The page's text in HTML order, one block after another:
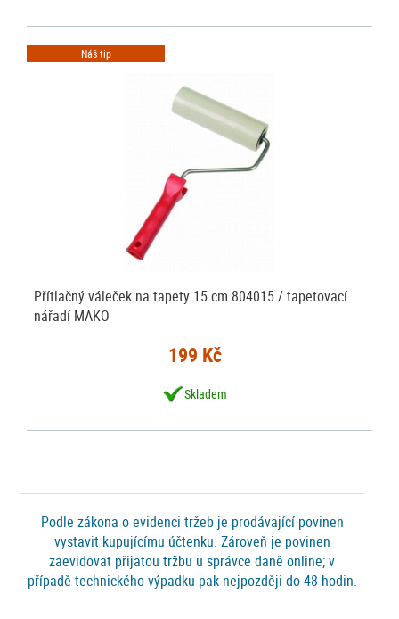
Náš tip
Přítlačný váleček na tapety 15 cm 804015 / tapetovací
nářadí MAKO
199 Kč
Skladem
Podle zákona o evidenci tržeb je prodávající povinen
vystavit kupujícímu účtenku. Zároveň je povinen
zaevidovat přijatou tržbu u správce daně online; v
případě technického výpadku pak nejpozději do 48 hodin.